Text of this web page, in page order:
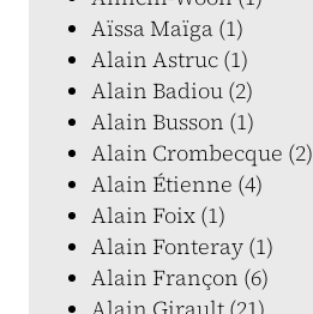
Aïssa Maïga (1)
Alain Astruc (1)
Alain Badiou (2)
Alain Busson (1)
Alain Crombecque (2)
Alain Étienne (4)
Alain Foix (1)
Alain Fonteray (1)
Alain Françon (6)